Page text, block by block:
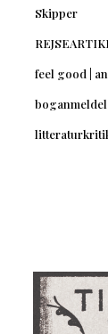
Skipper
feel good |